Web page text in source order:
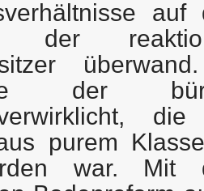
der
der
purem
war. Mit